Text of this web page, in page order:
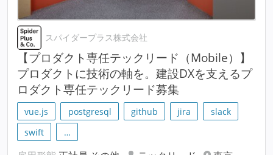
スパイダープラス株式会社
【プロダクト専任テックリード（Mobile）】
プロダクトに技術の軸を。建設DXを支えるプ
ロダクト専任テックリード募集
vue.js postgresql github jira
slack
swift
…